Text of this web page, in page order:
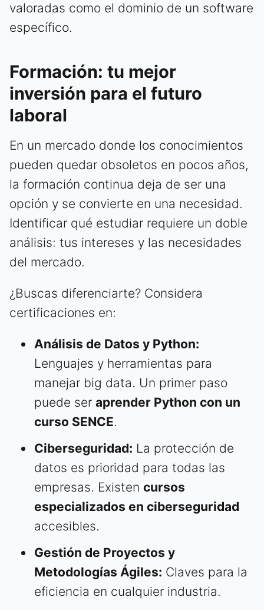
valoradas como el dominio de un software
específico.
Formación: tu mejor
inversión para el futuro
laboral
En un mercado donde los conocimientos
pueden quedar obsoletos en pocos años,
la formación continua deja de ser una
opción y se convierte en una necesidad.
Identificar qué estudiar requiere un doble
análisis: tus intereses y las necesidades
del mercado.
¿Buscas diferenciarte? Considera
certificaciones en:
Análisis de Datos y Python:
Lenguajes y herramientas para
manejar big data. Un primer paso
puede ser aprender Python con un
curso SENCE.
Ciberseguridad: La protección de
datos es prioridad para todas las
empresas. Existen cursos
especializados en ciberseguridad
accesibles.
Gestión de Proyectos y
Metodologías Ágiles: Claves para la
eficiencia en cualquier industria.